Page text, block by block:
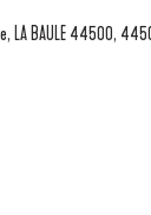
LA BAULE 44500,